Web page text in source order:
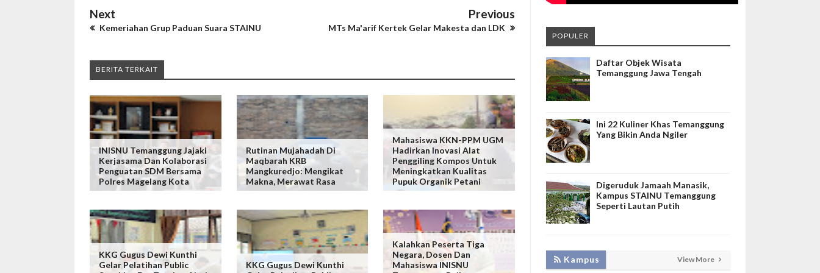
Next
Kemeriahan Grup Paduan Suara STAINU
Previous
MTs Ma'arif Kertek Gelar Makesta dan LDK
BERITA TERKAIT
INISNU Temanggung Jajaki
Kerjasama Dan Kolaborasi
Penguatan SDM Bersama
Polres Magelang Kota
Rutinan Mujahadah Di
Maqbarah KRB
Mangkuredjo: Mengikat
Makna, Merawat Rasa
Mahasiswa KKN-PPM UGM
Hadirkan Inovasi Alat
Penggiling Kompos Untuk
Meningkatkan Kualitas
Pupuk Organik Petani
KKG Gugus Dewi Kunthi
Gelar Pelatihan Public
KKG Gugus Dewi Kunthi
Kalahkan Peserta Tiga
Negara, Dosen Dan
Mahasiswa INISNU
POPULER
Daftar Objek Wisata
Temanggung Jawa Tengah
Ini 22 Kuliner Khas Temanggung
Yang Bikin Anda Ngiler
Digeruduk Jamaah Manasik,
Kampus STAINU Temanggung
Seperti Lautan Putih
Kampus View More
KEMBANGKAN SIM LAYANAN,